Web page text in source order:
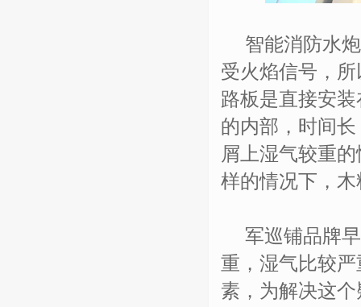
智能消防水炮
受火焰信号，
路板是直接安
的内部，时间
屑上湿气较重
样的情况下，
军巡铺品牌早
重，湿气比较
素，为解决这